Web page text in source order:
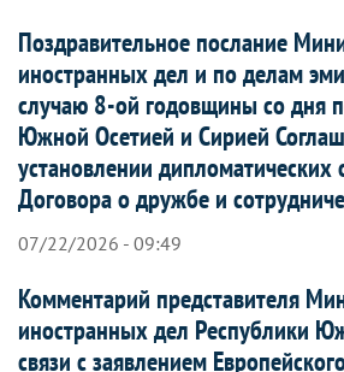
Поздравительное послание
иностранных дел и по делам
случаю 8-ой годовщины со дня
Южной Осетией и Сирией
установлении
Договора о дружбе и
07/22/2026 - 09:49
Комментарий представителя
иностранных дел Республики
связи с заявлением